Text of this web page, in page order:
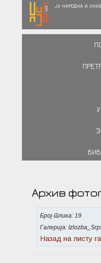
ЈУ НАРОДНА И
Архив
Број слика: 19
Галерија:
Назад на листу